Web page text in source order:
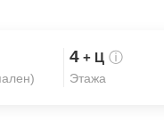
4+ Ц ⓘ
Этажа